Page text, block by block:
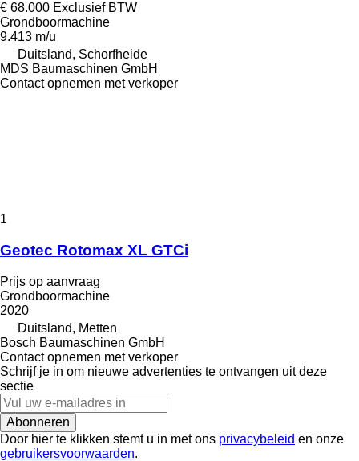
€ 68.000 Exclusief BTW
Grondboormachine
9.413 m/u
Duitsland, Schorfheide
MDS Baumaschinen GmbH
Contact opnemen met verkoper
1
Geotec Rotomax XL GTCi
Prijs op aanvraag
Grondboormachine
2020
Duitsland, Metten
Bosch Baumaschinen GmbH
Contact opnemen met verkoper
Schrijf je in om nieuwe advertenties te ontvangen uit deze
sectie
Abonneren
Door hier te klikken stemt u in met ons privacybeleid en onze
gebruikersvoorwaarden.